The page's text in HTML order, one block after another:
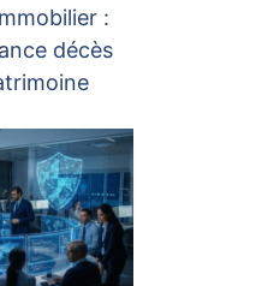
:
décès